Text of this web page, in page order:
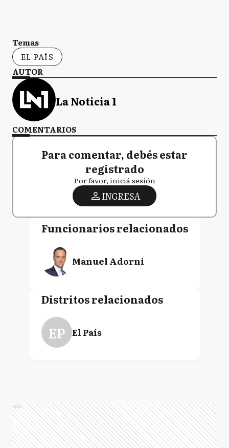
Temas
EL PAÍS
AUTOR
La Noticia 1
COMENTARIOS
Para comentar, debés estar
registrado
Por favor, iniciá sesión
INGRESA
Funcionarios relacionados
Manuel Adorni
Distritos relacionados
EP El País
Ads